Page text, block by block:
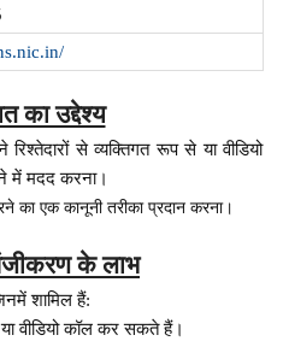
का उद्देश्य
से व्यक्तिगत रूप से या वीडियो
में मदद करना।
का एक कानूनी तरीका प्रदान करना।
के लाभ
शामिल हैं:
वीडियो कॉल कर सकते हैं।